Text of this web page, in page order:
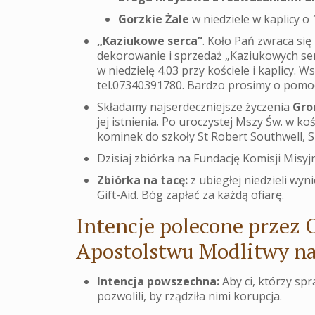
Gorzkie Żale w niedziele w kaplicy o
„Kaziukowe serca”. Koło Pań zwraca
dekorowanie i sprzedaż „Kaziukowych
w niedzielę 4.03 przy kościele i kaplicy.
tel.07340391780. Bardzo prosimy o
Składamy najserdeczniejsze życzenia
jej istnienia. Po uroczystej Mszy Św. w
kominek do szkoły St Robert Southwell,
Dzisiaj zbiórka na Fundację Komisji
Zbiórka na tacę: z ubiegłej niedzieli
Gift-Aid. Bóg zapłać za każdą ofiarę.
Intencje polecone przez
Apostolstwu Modlitwy
Intencja powszechna:Aby ci, którzy
pozwolili, by rządziła nimi korupcja.